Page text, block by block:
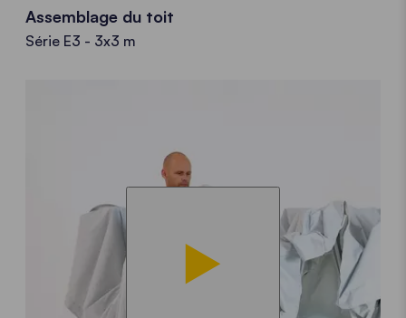
Assemblage du toit
Série E3 - 3x3 m